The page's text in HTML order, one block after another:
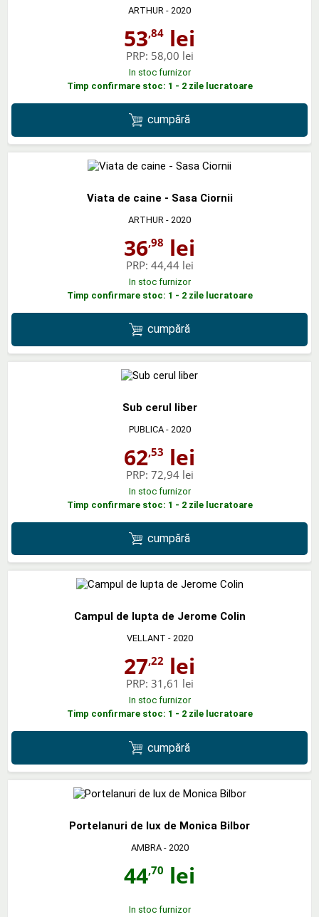
ARTHUR - 2020
53,84 lei
PRP: 58,00 lei
In stoc furnizor
Timp confirmare stoc: 1 - 2 zile lucratoare
cumpără
Viata de caine - Sasa Ciornii
ARTHUR - 2020
36,98 lei
PRP: 44,44 lei
In stoc furnizor
Timp confirmare stoc: 1 - 2 zile lucratoare
cumpără
Sub cerul liber
PUBLICA- 2020
62,53 lei
PRP: 72,94 lei
In stoc furnizor
Timp confirmare stoc: 1 - 2 zile lucratoare
cumpără
Campul de lupta de Jerome Colin
VELLANT - 2020
27,22 lei
PRP: 31,61 lei
In stoc furnizor
Timp confirmare stoc: 1 - 2 zile lucratoare
cumpără
Portelanuri de lux de Monica Bilbor
AMBRA- 2020
44,70 lei
In stoc furnizor